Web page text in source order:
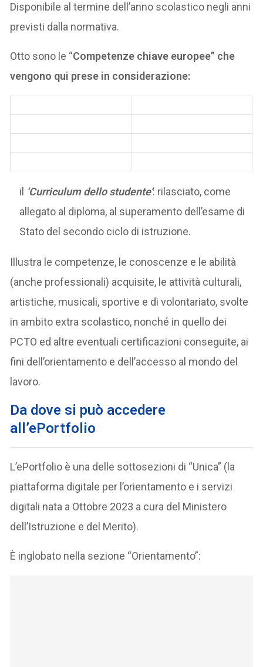
Disponibile al termine dell’anno scolastico negli anni
previsti dalla normativa.
Otto sono le “Competenze chiave europee” che
vengono qui prese in considerazione:
il ‘Curriculum dello studente’: rilasciato, come
allegato al diploma, al superamento dell’esame di
Stato del secondo ciclo di istruzione.
Illustra le competenze, le conoscenze e le abilità
(anche professionali) acquisite, le attività culturali,
artistiche, musicali, sportive e di volontariato, svolte
in ambito extra scolastico, nonché in quello dei
PCTO ed altre eventuali certificazioni conseguite, ai
fini dell’orientamento e dell’accesso al mondo del
lavoro.
Da dove si può accedere
all’ePortfolio
L’ePortfolio è una delle sottosezioni di “Unica” (la
piattaforma digitale per l’orientamento e i servizi
digitali nata a Ottobre 2023 a cura del Ministero
dell’Istruzione e del Merito).
È inglobato nella sezione “Orientamento”: